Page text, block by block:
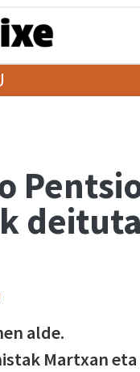
alde.
Martxan eta